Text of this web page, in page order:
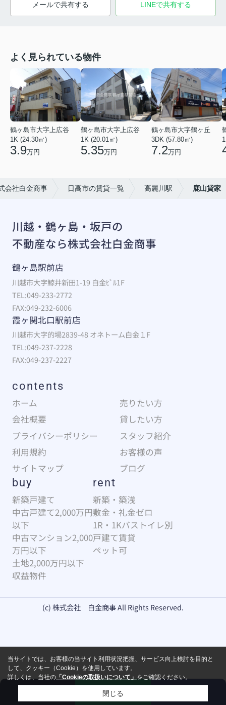
メールで共有する LINEで共有する
よく見られている物件
鶴ヶ島市大字上広谷
1K (24.30㎡)
3.9万円
鶴ヶ島市大字上広谷
1K (20.01㎡)
5.35万円
鶴ヶ島市大字鶴ヶ丘
3DK (57.80㎡)
7.2万円
会社白金商事 日高市の賃貸一覧 高麗川駅 鹿山貸家
川越・鶴ヶ島・坂戸の
不動産なら株式会社白金商事
鶴ヶ島駅前店
川越市大字鯨井新田1-19 白金ﾋﾞﾙ1F
TEL:049-233-2772
FAX:049-232-6006
霞ヶ関北口駅前店
川越市大字的場2839-48 オネトーム白金１F
TEL:049-237-2228
FAX:049-237-2227
contents
ホーム
売りたい方
会社概要
貸したい方
プライバシーポリシー
スタッフ紹介
利用規約
お客様の声
サイトマップ
ブログ
buy
新築戸建て
中古戸建て2,000万円
以下
中古マンション2,000
万円以下
土地2,000万円以下
収益物件
rent
新築・築浅
敷金・礼金ゼロ
1R・1Kバストイレ別
戸建て賃貸
ペット可
(c) 株式会社 白金商事 All Rights Reserved.
お問い合わせ
当サイトでは、お客様の当サイト利用状況把握、サービス向上検討を目的と
して、クッキー（Cookie）を使用しています。
詳しくは、当社の「Cookieの取扱いについて」をご確認ください。
閉じる